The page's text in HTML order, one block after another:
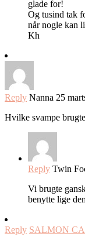
glade for!
Og tusind tak
når nogle kan
Kh
Reply Nanna 25
Hvilke svampe
Reply Twin
Vi brugte
benytte lige
Reply SALMON